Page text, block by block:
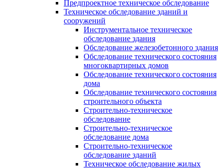
Предпроектное техническое обследование
Техническое обследование зданий и
сооружений
Инструментальное техническое
обследование здания
Обследование железобетонного здания
Обследование технического состояния
многоквартирных домов
Обследование технического состояния
дома
Обследование технического состояния
строительного объекта
Строительно-техническое
обследование
Строительно-техническое
обследование дома
Строительно-техническое
обследование зданий
Техническое обследование жилых